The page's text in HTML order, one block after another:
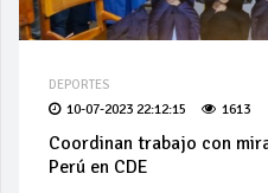
DEPORTES
10-07-2023 22:12:15 1613
Coordinan trabajo con
Perú en CDE